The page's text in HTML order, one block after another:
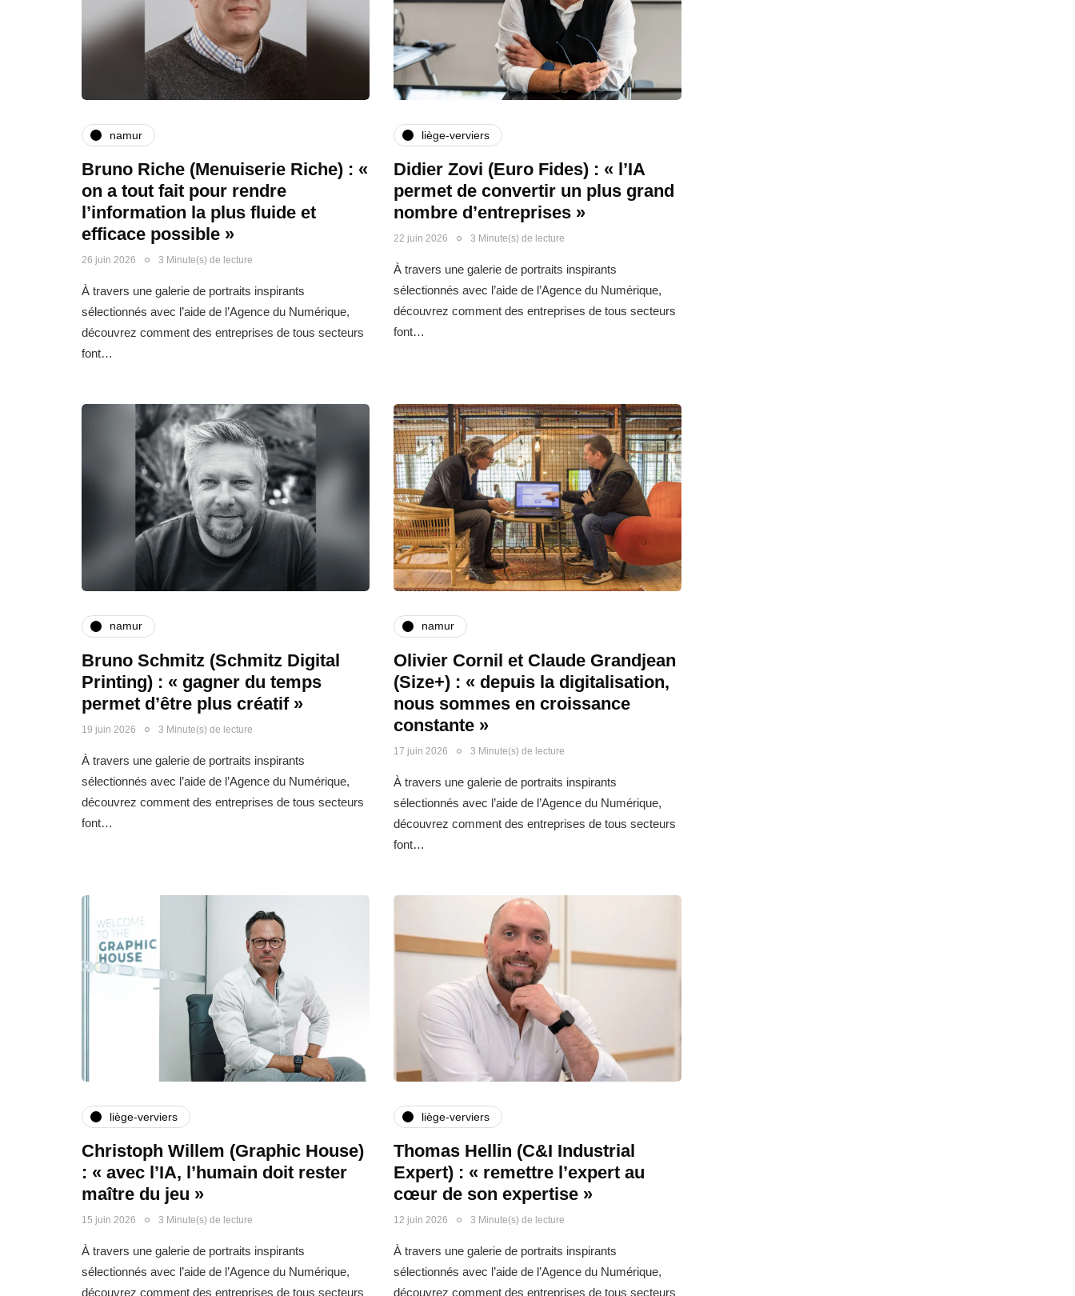
namur
Bruno Riche (Menuiserie Riche) : «
on a tout fait pour rendre
l’information la plus fluide et
efficace possible »
26 juin 2026 3 Minute(s) de lecture
À travers une galerie de portraits inspirants
sélectionnés avec l’aide de l’Agence du Numérique,
découvrez comment des entreprises de tous secteurs
font…
liège-verviers
Didier Zovi (Euro Fides) : « l’IA
permet de convertir un plus grand
nombre d’entreprises »
22 juin 2026 3 Minute(s) de lecture
À travers une galerie de portraits inspirants
sélectionnés avec l’aide de l’Agence du Numérique,
découvrez comment des entreprises de tous secteurs
font…
namur
Bruno Schmitz (Schmitz Digital
Printing) : « gagner du temps
permet d’être plus créatif »
19 juin 2026 3 Minute(s) de lecture
À travers une galerie de portraits inspirants
sélectionnés avec l’aide de l’Agence du Numérique,
découvrez comment des entreprises de tous secteurs
font…
namur
Olivier Cornil et Claude Grandjean
(Size+) : « depuis la digitalisation,
nous sommes en croissance
constante »
17 juin 2026 3 Minute(s) de lecture
À travers une galerie de portraits inspirants
sélectionnés avec l’aide de l’Agence du Numérique,
découvrez comment des entreprises de tous secteurs
font…
liège-verviers
Christoph Willem (Graphic House)
: « avec l’IA, l’humain doit rester
maître du jeu »
15 juin 2026 3 Minute(s) de lecture
À travers une galerie de portraits inspirants
sélectionnés avec l’aide de l’Agence du Numérique,
découvrez comment des entreprises de tous secteurs
liège-verviers
Thomas Hellin (C&I Industrial
Expert) : « remettre l’expert au
cœur de son expertise »
12 juin 2026 3 Minute(s) de lecture
À travers une galerie de portraits inspirants
sélectionnés avec l’aide de l’Agence du Numérique,
découvrez comment des entreprises de tous secteurs